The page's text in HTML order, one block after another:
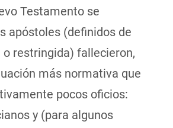
Testamento se
apóstoles (definidos de
restringida) fallecieron,
más normativa que
pocos oficios:
y (para algunos